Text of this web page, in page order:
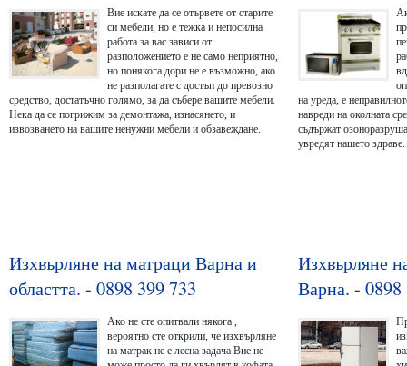
Вие искате да се отървете от старите
си мебели, но е тежка и непосилна
работа за вас зависи от
разположението е не само неприятно,
но понякога дори не е възможно, ако
не разполагате с достъп до превозно
средство, достатъчно голямо, за да събере вашите мебели.
Нека да се погрижим за демонтажа, изнасянето, и
извозването на вашите ненужни мебели и обзавеждане.
на уреда, е
навреди на околната
съдържат
увредят нашето здраве.
Изхвърляне на матраци Варна и
областта. - 0898 399 733
Ако не сте опитвали някога ,
вероятно сте открили, че изхвърляне
на матрак не е лесна задача Вие не
Изхвърляне
Варна. - 0898